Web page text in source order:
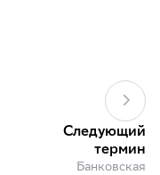
Следующий
термин
Банковская